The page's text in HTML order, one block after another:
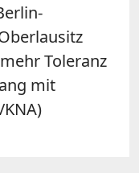
Toleranz
mit